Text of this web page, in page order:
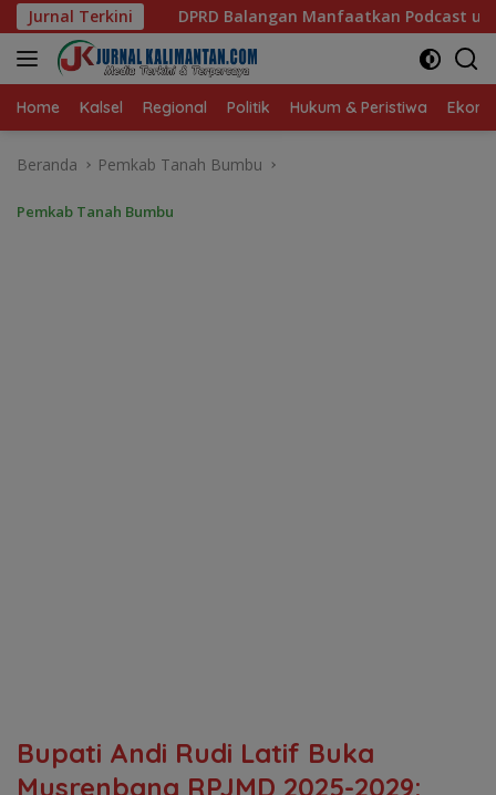
Langsung
ke
konten
Jurnal Terkini
Manfaatkan Podcast untuk Perluas Informasi dan
Home Kalsel Regional Politik Hukum & Peristiwa
Beranda Pemkab Tanah Bumbu
Pemkab Tanah Bumbu
Bupati Andi Rudi Latif Buka
Musrenbang RPJMD 2025-2029: